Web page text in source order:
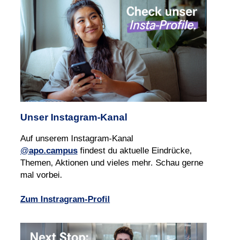
Unser Instagram‑Kanal
Auf unserem Instagram‑Kanal
@apo.campus findest du aktuelle Eindrücke,
Themen, Aktionen und vieles mehr. Schau gerne
mal vorbei.
Zum Instragram-Profil